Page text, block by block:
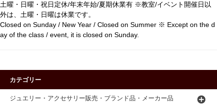
土曜・日曜・祝日定休/年末年始/夏期休業有 ※教室/イベント開催日以
外は、土曜・日曜は休業です。
Closed on Sunday / New Year / Closed on Summer ※ Except on the d
ay of the class / event, it is closed on Sunday.
カテゴリー
ジュエリー・アクセサリー販売・ブランド品・メーカー品